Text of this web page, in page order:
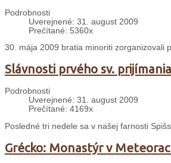
Podrobnosti
Uverejnené: 31. august 2009
Prečítané: 5360x
30. mája 2009 bratia minoriti zorganizovali
Slávnosti prvého sv.
Podrobnosti
Uverejnené: 31. august 2009
Prečítané: 4169x
Posledné tri nedele sa v našej farnosti
Grécko: Monastýr v